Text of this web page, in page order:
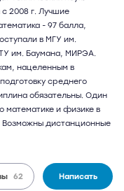
с 2008 г. Лучшие
- 97 балла,
в МГУ им.
им. Баумана, МИРЭА.
нацеленным в
среднего
обязательны. Один
математике и физике в
Возможны дистанционные
62 Написать